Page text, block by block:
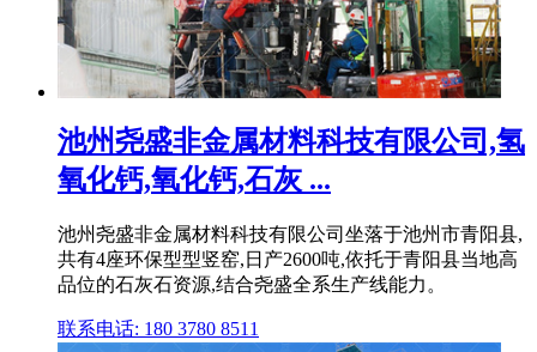
池州尧盛非金属材料科技有限公司,氢
氧化钙,氧化钙,石灰 ...
池州尧盛非金属材料科技有限公司坐落于池州市青阳县,
共有4座环保型型竖窑,日产2600吨,依托于青阳县当地高
品位的石灰石资源,结合尧盛全系生产线能力。
联系电话: 180 3780 8511